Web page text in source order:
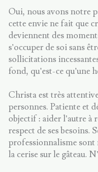
Oui, nous avons notre
cette envie ne fait que
deviennent des
s’occuper de soi sans
sollicitations
fond, qu’est-ce qu’une
Christa est très
personnes. Patiente et
objectif : aider l’autre à
respect de ses besoins.
professionnalisme sont
la cerise sur le gâteau.